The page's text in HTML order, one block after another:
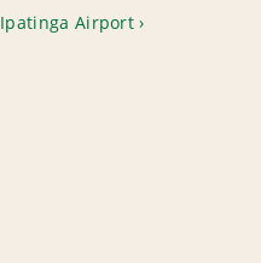
Ipatinga Airport